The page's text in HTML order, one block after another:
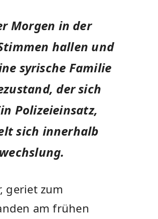
Morgen in der
hallen und
syrische Familie
der sich
Polizeieinsatz,
sich innerhalb
geriet zum
am frühen